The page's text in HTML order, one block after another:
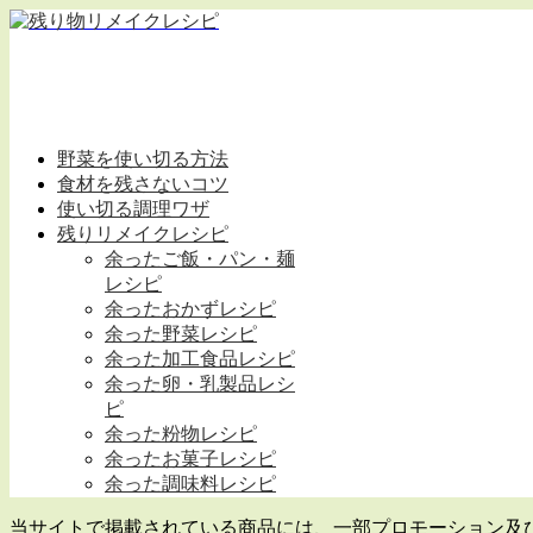
野菜を使い切る方法
食材を残さないコツ
使い切る調理ワザ
残りリメイクレシピ
余ったご飯・パン・麺
レシピ
余ったおかずレシピ
余った野菜レシピ
余った加工食品レシピ
余った卵・乳製品レシ
ピ
余った粉物レシピ
余ったお菓子レシピ
余った調味料レシピ
当サイトで掲載されている商品には、一部プロモーション及